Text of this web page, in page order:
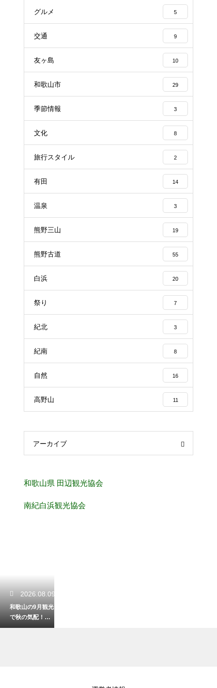
グルメ 5
交通 9
友ヶ島 10
和歌山市 29
季節情報 3
文化 8
旅行スタイル 2
有田 14
温泉 3
熊野三山 19
熊野古道 55
白浜 20
祭り 7
紀北 3
紀南 8
自然 16
高野山 11
アーカイブ
和歌山県 田辺観光協会
南紀白浜観光協会
2026.08.09
和歌山の9月観光
で秋の気配！涼
しい気候と穴場